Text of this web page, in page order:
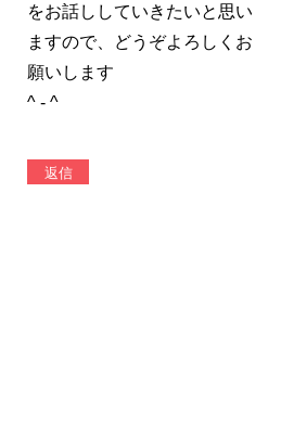
をお話ししていきたいと思い
ますので、どうぞよろしくお
願いします
^ - ^
返信